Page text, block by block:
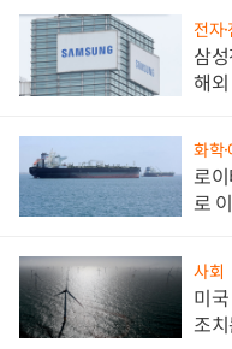
전자
삼
해
화학
로
로
사회
미
조